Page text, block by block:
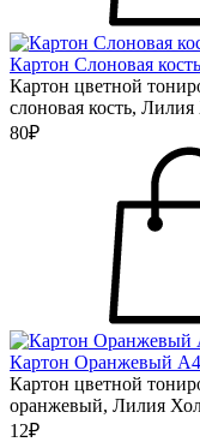
Картон Слоновая
Картон цветной
слоновая кость,
80₽
Картон Оранжевый А4
Картон цветной
оранжевый, Лилия
12₽